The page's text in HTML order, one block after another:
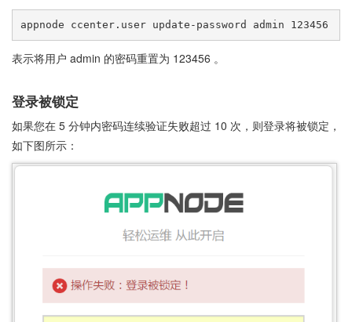
表示将用户 admin 的密码重置为 123456 。
登录被锁定
如果您在 5 分钟内密码连续验证失败超过 10 次，则登录将被锁定，
如下图所示：